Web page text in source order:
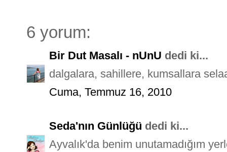
6 yorum:
Bir Dut Masalı - nUnU dedi ki...
dalgalara, sahillere, kumsallara
Cuma, Temmuz 16, 2010
Seda'nın Günlüğü dedi ki...
Ayvalık'da benim unutamadığım